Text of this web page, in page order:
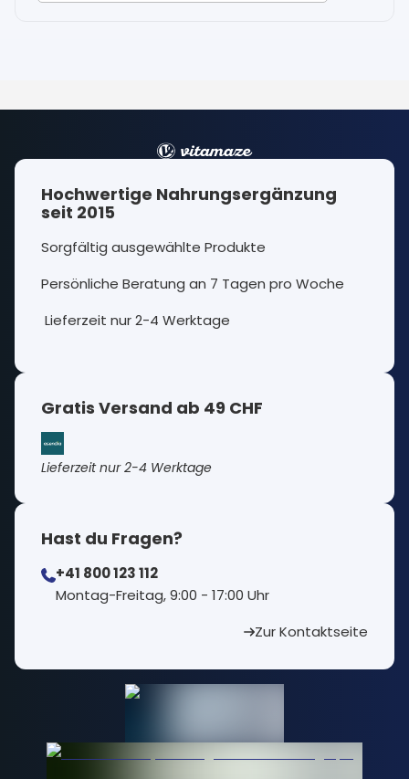
Hochwertige Nahrungsergänzung
seit 2015
Sorgfältig ausgewählte Produkte
Persönliche Beratung an 7 Tagen pro Woche
Lieferzeit nur 2-4 Werktage
Gratis Versand ab 49 CHF
Lieferzeit nur 2-4 Werktage
Hast du Fragen?
+41 800 123 112
⁠Montag-Freitag, 9:00 - 17:00 Uhr
Zur Kontaktseite